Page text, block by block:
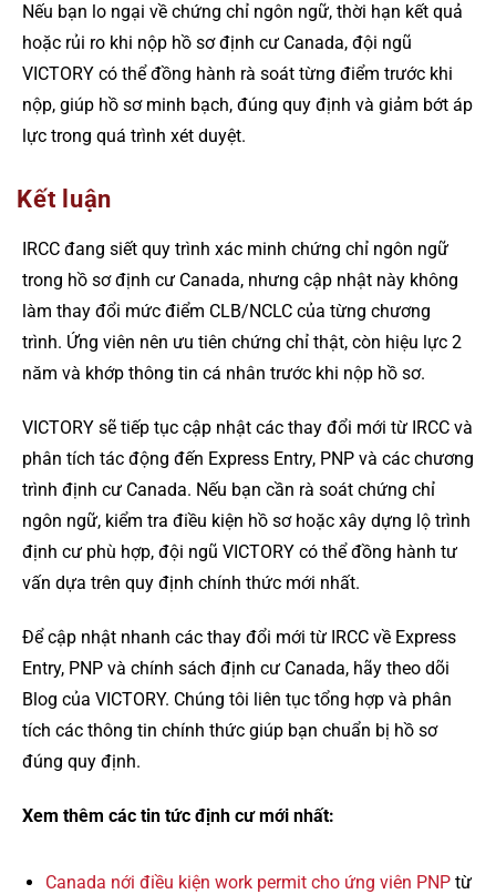
Nếu bạn lo ngại về chứng chỉ ngôn ngữ, thời hạn kết quả
hoặc rủi ro khi nộp hồ sơ định cư Canada, đội ngũ
VICTORY có thể đồng hành rà soát từng điểm trước khi
nộp, giúp hồ sơ minh bạch, đúng quy định và giảm bớt áp
lực trong quá trình xét duyệt.
Kết luận
IRCC đang siết quy trình xác minh chứng chỉ ngôn ngữ
trong hồ sơ định cư Canada, nhưng cập nhật này không
làm thay đổi mức điểm CLB/NCLC của từng chương
trình. Ứng viên nên ưu tiên chứng chỉ thật, còn hiệu lực 2
năm và khớp thông tin cá nhân trước khi nộp hồ sơ.
VICTORY sẽ tiếp tục cập nhật các thay đổi mới từ IRCC và
phân tích tác động đến Express Entry, PNP và các chương
trình định cư Canada. Nếu bạn cần rà soát chứng chỉ
ngôn ngữ, kiểm tra điều kiện hồ sơ hoặc xây dựng lộ trình
định cư phù hợp, đội ngũ VICTORY có thể đồng hành tư
vấn dựa trên quy định chính thức mới nhất.
Để cập nhật nhanh các thay đổi mới từ IRCC về Express
Entry, PNP và chính sách định cư Canada, hãy theo dõi
Blog của VICTORY. Chúng tôi liên tục tổng hợp và phân
tích các thông tin chính thức giúp bạn chuẩn bị hồ sơ
đúng quy định.
Xem thêm các tin tức định cư mới nhất:
Canada nới điều kiện work permit cho ứng viên PNPtừ